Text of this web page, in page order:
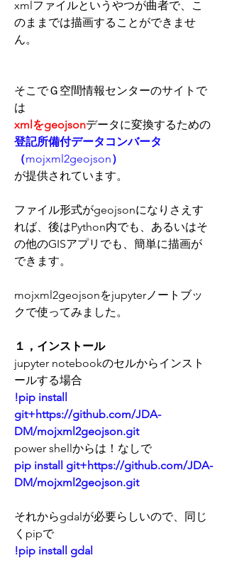
xmlファイルというやつが曲者で、こ
のままでは描画することができませ
ん。
そこでＧ空間情報センターのサイトで
は
xmlをgeojsonデータに変換するための
登記所備付データコンバータ
（mojxml2geojson）
が提供されています。
ファイル形式がgeojsonになりさえす
れば、後はPython内でも、あるいはそ
の他のGISアプリでも、簡単に描画が
できます。
mojxml2geojsonをjupyterノートブッ
クで使ってみました。
１，インストール
jupyter notebookのセルからインスト
ールする場合
!pip install
git+https://github.com/JDA-
DM/mojxml2geojson.git
power shellからは！なしで
pip install git+https://github.com/JDA-
DM/mojxml2geojson.git
それからgdalが必要らしいので、同じ
くpipで
!pip install gdal